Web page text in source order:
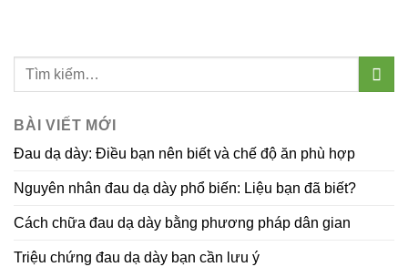
BÀI VIẾT MỚI
Đau dạ dày: Điều bạn nên biết và chế độ ăn phù hợp
Nguyên nhân đau dạ dày phổ biến: Liệu bạn đã biết?
Cách chữa đau dạ dày bằng phương pháp dân gian
Triệu chứng đau dạ dày bạn cần lưu ý